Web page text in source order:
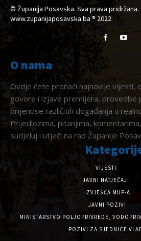
© Županija Posavska. Sva prava pridržana.
www.zupanijaposavska.ba ® 2022
O nama
Ovdje ćete pronaći najnovije vijesti,
govore i izjave premijera, provedbe
prijenose različitih događanja u
Prijedlozima, pitanjima,
sudjeluj i utječi na rad Županije
VIJESTI
JAVNI NATJEČAJI
IZVJEŠĆA MUP-A
JAVNI POZIVI
MINISTARSTVO POLJOPRIVREDE,
POZIVI ZA SJEDNICE